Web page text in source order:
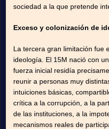
sociedad a la que pretende
Exceso y colonización de
La tercera gran limitación fue
ideología. El 15M nació con
fuerza inicial residía
reunir a personas muy
intuiciones básicas,
crítica a la corrupción, a la
de las instituciones, a la
mecanismos reales de